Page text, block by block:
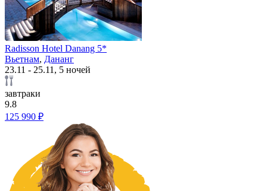
Radisson Hotel Danang 5*
Вьетнам, Дананг
23.11 - 25.11, 5 ночей
завтраки
9.8
125 990 ₽